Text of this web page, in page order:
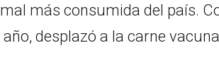
más consumida del país.
desplazó a la carne